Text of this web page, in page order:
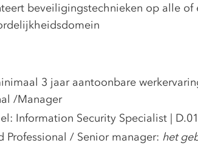
beveiligingstechnieken op alle of
3 jaar aantoonbare
/Manager
Information Security Specialist |
Professional / Senior manager: het